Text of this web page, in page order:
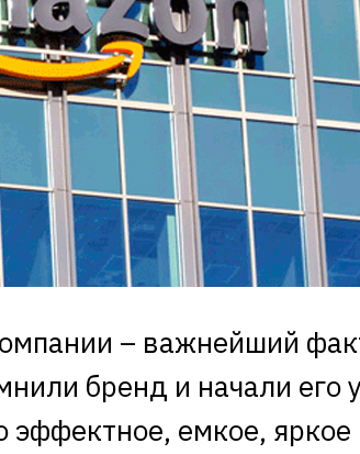
– важнейший
бренд и начали его
емкое, яркое